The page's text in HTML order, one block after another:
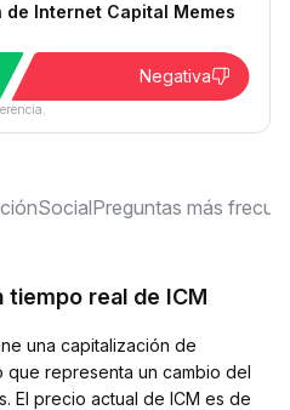
Internet Capital Memes
Negativa
SocialPreguntas más
tiempo real de ICM
una capitalización de
representa un cambio del
El precio actual de ICM es de